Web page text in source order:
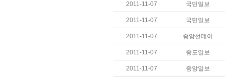
2011-11-07 국민일보
2011-11-07 국민일보
2011-11-07 중앙선데이
2011-11-07 중도일보
2011-11-07 중앙일보